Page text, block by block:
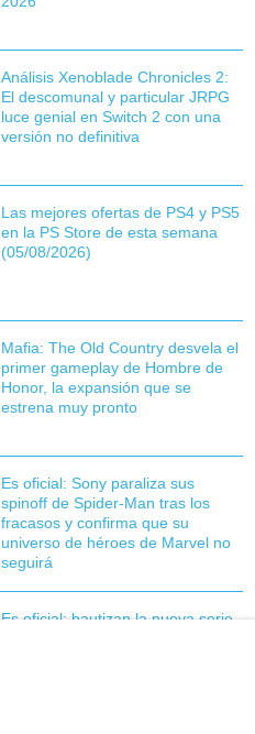
Análisis Xenoblade Chronicles 2:
El descomunal y particular JRPG
luce genial en Switch 2 con una
versión no definitiva
Las mejores ofertas de PS4 y PS5
en la PS Store de esta semana
(05/08/2026)
Mafia: The Old Country desvela el
primer gameplay de Hombre de
Honor, la expansión que se
estrena muy pronto
Es oficial: Sony paraliza sus
spinoff de Spider-Man tras los
fracasos y confirma que su
universo de héroes de Marvel no
seguirá
Es oficial: bautizan la nueva serie